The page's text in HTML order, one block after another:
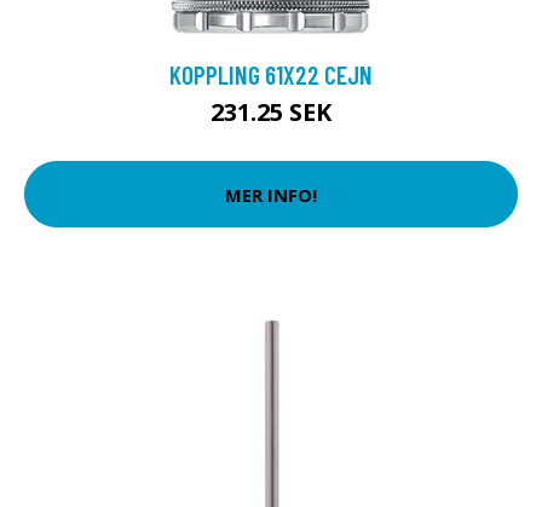
KOPPLING 61X22 CEJN
231.25 SEK
MER INFO!